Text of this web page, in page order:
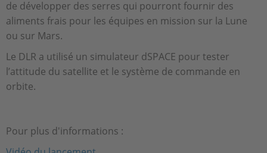
de développer des serres qui pourront fournir des
aliments frais pour les équipes en mission sur la Lune
ou sur Mars.
Le DLR a utilisé un simulateur dSPACE pour tester
l’attitude du satellite et le système de commande en
orbite.
Pour plus d'informations :